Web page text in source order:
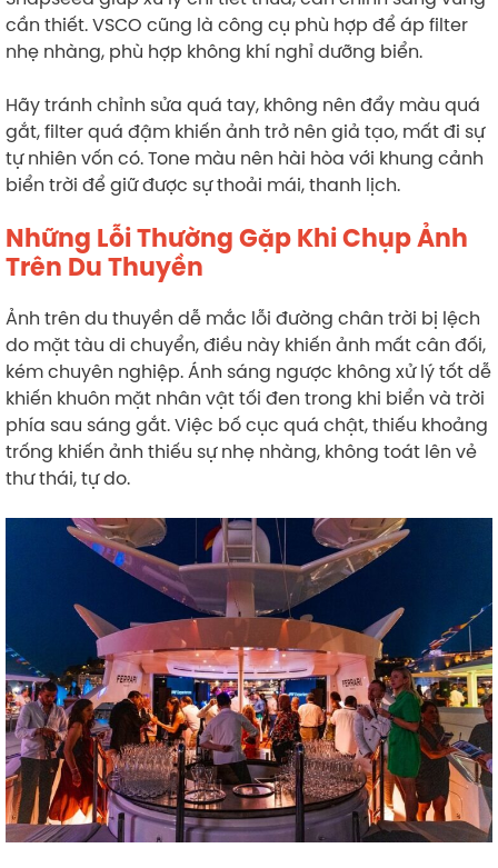
cần thiết. VSCO cũng là công cụ phù hợp để áp filter
nhẹ nhàng, phù hợp không khí nghỉ dưỡng biển.
Hãy tránh chỉnh sửa quá tay, không nên đẩy màu quá
gắt, filter quá đậm khiến ảnh trở nên giả tạo, mất đi sự
tự nhiên vốn có. Tone màu nên hài hòa với khung cảnh
biển trời để giữ được sự thoải mái, thanh lịch.
Những Lỗi Thường Gặp Khi Chụp Ảnh
Trên Du Thuyền
Ảnh trên du thuyền dễ mắc lỗi đường chân trời bị lệch
do mặt tàu di chuyển, điều này khiến ảnh mất cân đối,
kém chuyên nghiệp. Ánh sáng ngược không xử lý tốt dễ
khiến khuôn mặt nhân vật tối đen trong khi biển và trời
phía sau sáng gắt. Việc bố cục quá chật, thiếu khoảng
trống khiến ảnh thiếu sự nhẹ nhàng, không toát lên vẻ
thư thái, tự do.